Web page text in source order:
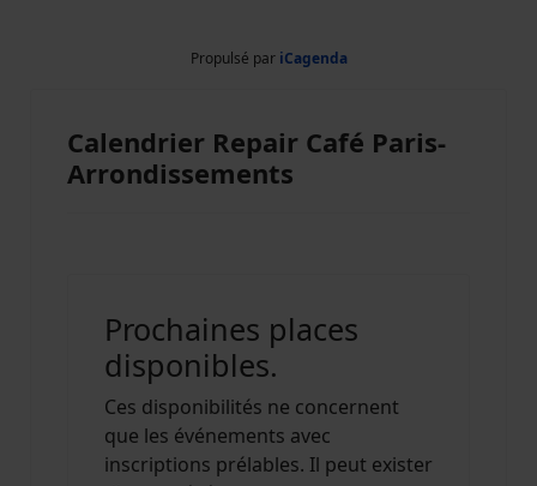
Propulsé par iCagenda
Calendrier Repair Café Paris-
Arrondissements
Prochaines places
disponibles.
Ces disponibilités ne concernent
que les événements avec
inscriptions prélables. Il peut exister